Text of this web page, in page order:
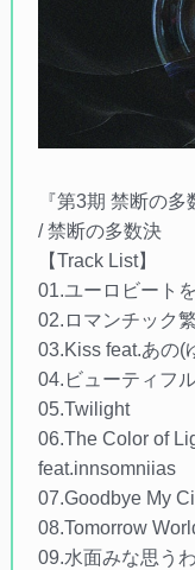
『第3期 禁断の多
/ 禁断の多数決
【Track List】
01.ユーロビート
02.ロマンチック
03.Kiss feat.あの(
04.ビューティフ
05.Twilight
06.The Color of
feat.innsomniias
07.Goodbye My
08.Tomorrow
09.水面みな思うわ